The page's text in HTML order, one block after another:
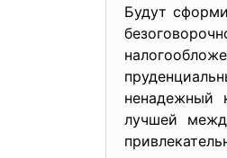
Будут
ненадежный
лучшей